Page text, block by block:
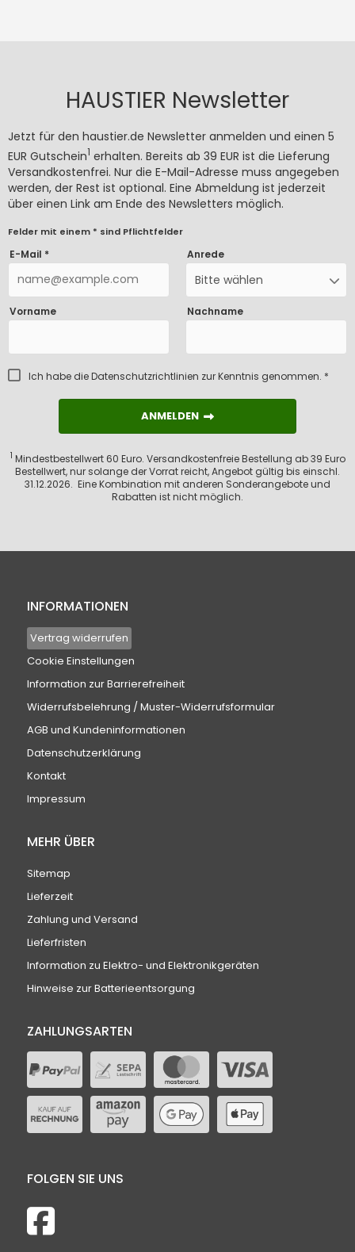
HAUSTIER Newsletter
Jetzt für den haustier.de Newsletter anmelden und einen 5
EUR Gutschein1 erhalten. Bereits ab 39 EUR ist die Lieferung
Versandkostenfrei. Nur die E-Mail-Adresse muss angegeben
werden, der Rest ist optional. Eine Abmeldung ist jederzeit
über einen Link am Ende des Newsletters möglich.
Felder mit einem * sind Pflichtfelder
E-Mail * Anrede
Bitte wählen
Vorname Nachname
Ich habe dieDatenschutzrichtlinien zur Kenntnis genommen. *
ANMELDEN
ANMELDEN
1 Mindestbestellwert 60 Euro. Versandkostenfreie Bestellung ab 39 Euro
Bestellwert, nur solange der Vorrat reicht, Angebot gültig bis einschl.
31.12.2026. Eine Kombination mit anderen Sonderangebote und
Rabatten ist nicht möglich.
INFORMATIONEN
Vertrag widerrufen
Cookie Einstellungen
Information zur Barrierefreiheit
Widerrufsbelehrung / Muster-Widerrufsformular
AGB und Kundeninformationen
Datenschutzerklärung
Kontakt
Impressum
MEHR ÜBER
Sitemap
Lieferzeit
Zahlung und Versand
Lieferfristen
Information zu Elektro- und Elektronikgeräten
Hinweise zur Batterieentsorgung
ZAHLUNGSARTEN
FOLGEN SIE UNS